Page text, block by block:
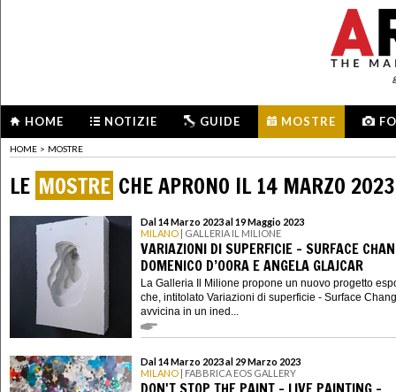
HOME NOTIZIE GUIDE MOSTRE
HOME > MOSTRE
LE MOSTRE CHE APRONO IL 14 MARZO 2023
Dal 14 Marzo 2023 al 19 Maggio 2023
MILANO | GALLERIA IL MILIONE
VARIAZIONI DI SUPERFICIE - SURFACE
DOMENICO D’OORA E ANGELA GLAJCAR
La Galleria Il Milione propone un nuovo progetto
che, intitolato Variazioni di superficie - Surface
avvicina in un ined...
Dal 14 Marzo 2023 al 29 Marzo 2023
MILANO | FABBRICA EOS GALLERY